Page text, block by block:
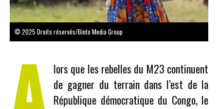
© 2025 Droits réservés/Binto Media Group
lors que les rebelles du M23 continuent
de gagner du terrain dans l’est de la
République démocratique du Congo, le